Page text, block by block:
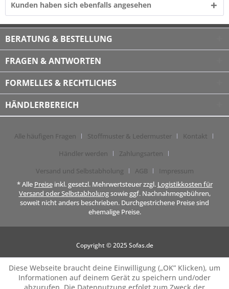
Kunden haben sich ebenfalls angesehen
BERATUNG & BESTELLUNG
FRAGEN & ANTWORTEN
FORMELLES & RECHTLICHES
HÄNDLERBEREICH
Alle häufigen Fragen Stoffmuster & Ledermuster
Kontakt
Händler werden
Zahlungsarten
Versand und Selbstabholung
AGB
Impressum
* Alle Preiseinkl. gesetzl. Mehrwertsteuer zzgl. Logistikkosten für
Versand oder Selbstabholungsowie ggf. Nachnahmegebühren,
soweit nicht anders beschrieben. Durchgestrichene Preise sind
ehemalige Preise.
Copyright © 2025 Sofas.de
Diese Webseite braucht deine Einwilligung („OK” Klicken), um
Informationen auf deinem Gerät zu speichern und/oder